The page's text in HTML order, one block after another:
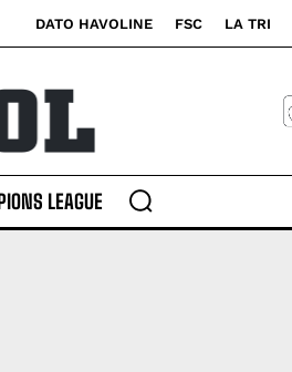
DATO HAVOLINE FSC LA TRI
LEAGUE